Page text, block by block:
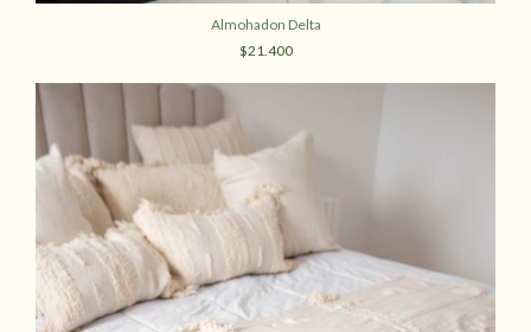
Almohadon Delta
$21.400